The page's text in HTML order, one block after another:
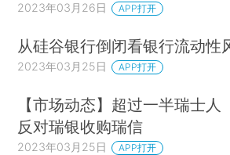
2023年03月26日 APP打开
从硅谷银行倒闭看银行流动性
2023年03月25日 APP打开
【市场动态】超过一半瑞士人
反对瑞银收购瑞信
2023年03月25日 APP打开